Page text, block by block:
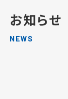
お知らせ
NEWS